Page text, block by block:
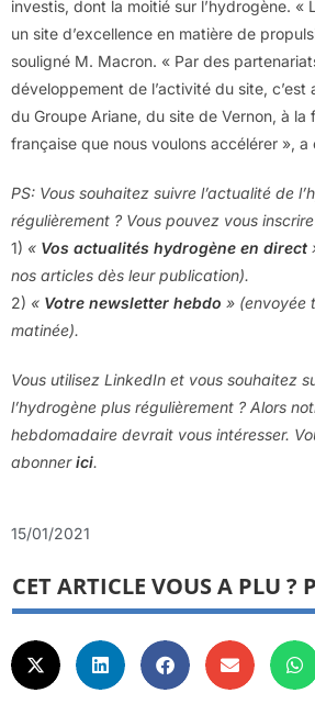
investis, dont la moitié sur l’hydrogène. «
un site d’excellence en matière de
souligné M. Macron. « Par des
développement de l’activité du site, c’est
du Groupe Ariane, du site de Vernon, à la
française que nous voulons accélérer »,
PS: Vous souhaitez suivre l’actualité de
régulièrement ? Vous pouvez vous
1) « Vos actualités hydrogène en direct
nos articles dès leur publication).
2) « Votre newsletter hebdo » (envoyée
matinée).
Vous utilisez LinkedIn et vous souhaitez
l’hydrogène plus régulièrement ? Alors
hebdomadaire devrait vous intéresser.
abonnerici.
15/01/2021
CET ARTICLE VOUS A PLU ?